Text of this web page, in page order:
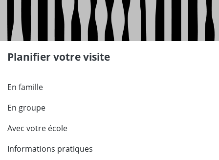
Planifier votre visite
En famille
En groupe
Avec votre école
Informations pratiques